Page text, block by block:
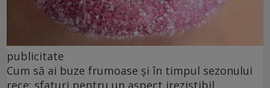
publicitate
Cum să ai buze frumoase şi în timpul sezonului
rece: sfaturi pentru un aspect irezistibil